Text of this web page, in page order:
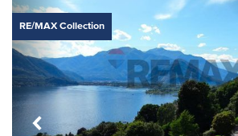
RE/MAX Collection